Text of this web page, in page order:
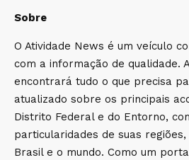
Sobre
O Atividade News é um veículo
com a informação de qualidade.
encontrará tudo o que precisa
atualizado sobre os principais
Distrito Federal e do Entorno,
particularidades de suas
Brasil e o mundo. Como um